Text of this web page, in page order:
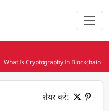
What Is Cryptography In Blockchain
शेयर करें: